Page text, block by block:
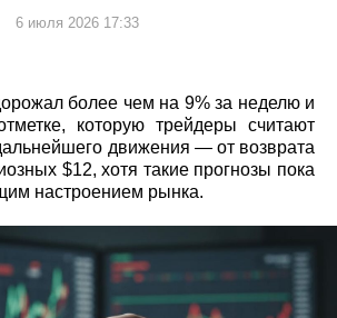
6 июля 2026 17:33
более чем на 9% за неделю и
которую трейдеры считают
движения — от возврата
$12, хотя такие прогнозы пока
настроением рынка.